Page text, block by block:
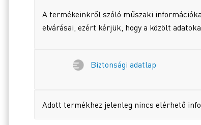
A termékeinkről szóló műszaki
elvárásai, ezért kérjük, hogy a közölt
Biztonsági adatlap
Adott termékhez jelenleg nincs elérhető